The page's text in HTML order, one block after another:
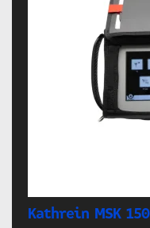
Kathrein MSK 150